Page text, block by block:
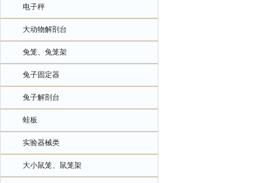
电子秤
大动物解剖台
兔笼、兔笼架
兔子固定器
兔子解剖台
蛙板
实验器械类
大小鼠笼、鼠笼架